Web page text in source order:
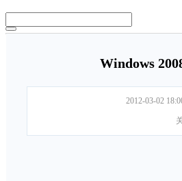
Windows
2012-03-02